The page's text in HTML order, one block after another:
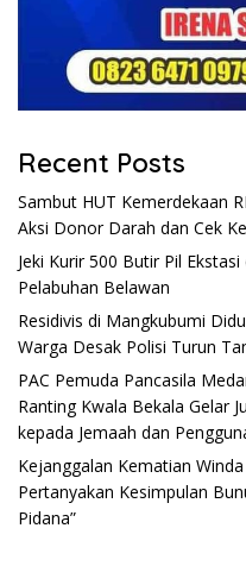
Recent Posts
Sambut HUT Kemerdekaan
Aksi Donor Darah dan Cek
Jeki Kurir 500 Butir Pil
Pelabuhan Belawan
Residivis di Mangkubumi
Warga Desak Polisi Turun
PAC Pemuda Pancasila
Ranting Kwala Bekala Gelar
kepada Jemaah dan
Kejanggalan Kematian
Pertanyakan Kesimpulan
Pidana”